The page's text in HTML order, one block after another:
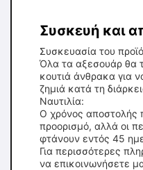
Συσκευή και
Συσκευασία του
Όλα τα αξεσουάρ θα
κουτιά άνθρακα για
ζημιά κατά τη
Ναυτιλία:
Ο χρόνος αποστολής
προορισμό, αλλά οι
φτάνουν εντός 45
Για περισσότερες
να επικοινωνήσετε